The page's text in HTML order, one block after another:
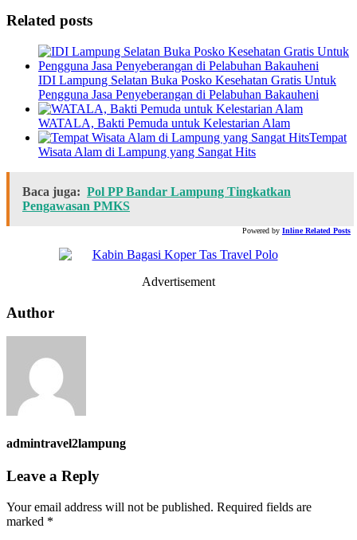
Related posts
IDI Lampung Selatan Buka Posko Kesehatan Gratis Untuk
Pengguna Jasa Penyeberangan di Pelabuhan Bakauheni
WATALA, Bakti Pemuda untuk Kelestarian Alam
Tempat
Wisata Alam di Lampung yang Sangat Hits
Baca juga: Pol PP Bandar Lampung Tingkatkan
Pengawasan PMKS
Powered by Inline Related Posts
Advertisement
Author
admintravel2lampung
Leave a Reply
Your email address will not be published. Required fields are
marked *